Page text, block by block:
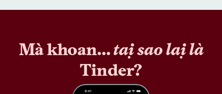
Mà khoan…tại sao lại là
Tinder?